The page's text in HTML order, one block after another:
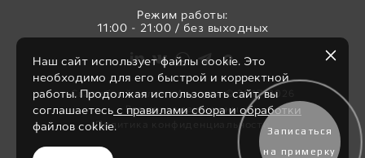
Режим работы:
11:00 - 21:00 / без выходных
Свадебный салон «Аврора» © 2017-2026
Все права защищены
Политика конфиденциальности
Наш сайт использует файлы cookie. Это
необходимо для его быстрой и корректной
работы. Продолжая использовать сайт, вы
соглашаетесь с правилами сбора и обработки
файлов cokkie.
Записаться
на примерку